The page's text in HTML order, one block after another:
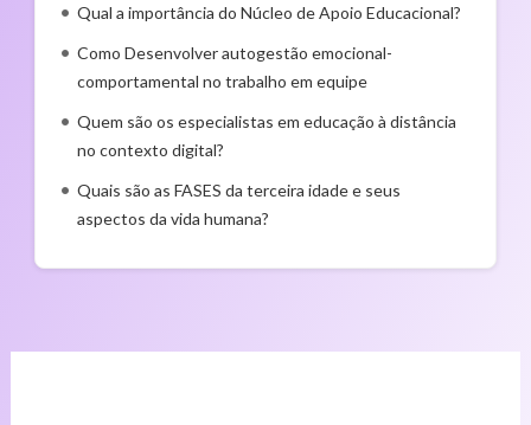
Qual a importância do Núcleo de Apoio Educacional?
Como Desenvolver autogestão emocional-
comportamental no trabalho em equipe
Quem são os especialistas em educação à distância
no contexto digital?
Quais são as FASES da terceira idade e seus
aspectos da vida humana?